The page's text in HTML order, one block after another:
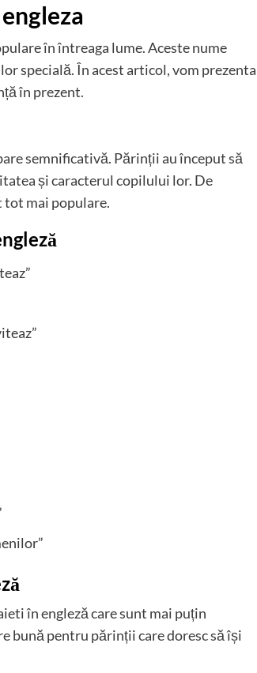
în întreaga lume. Aceste nume
specială. În acest articol, vom prezenta
în prezent.
semnificativă. Părinții au început să
și caracterul copilului lor. De
tot mai populare.
în engleză care sunt mai puțin
bună pentru părinții care doresc să își